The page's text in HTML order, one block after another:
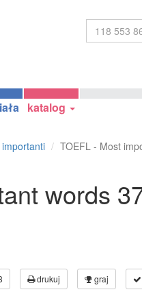
katalog
TOEFL - Most
words
drukuj graj